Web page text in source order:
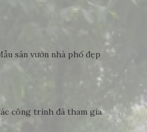
sân vườn nhà phố đẹp
công trình đã tham gia